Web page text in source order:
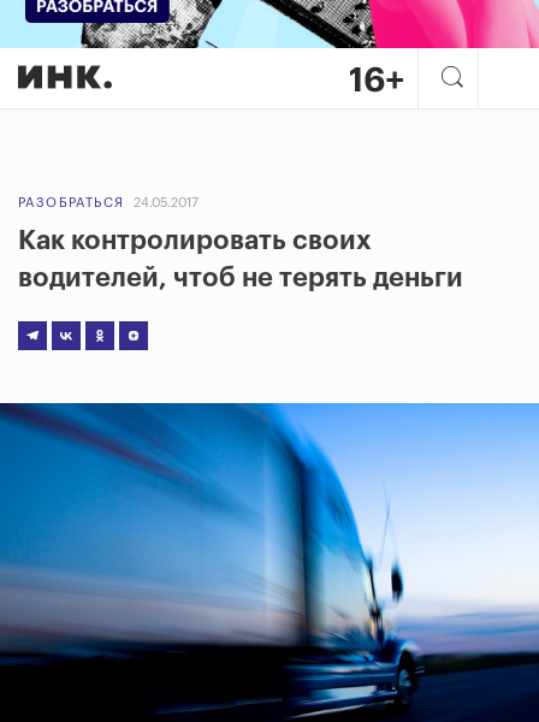
РАЗОБРАТЬСЯ 24.05.2017
Как контролировать своих
водителей, чтоб не терять деньги